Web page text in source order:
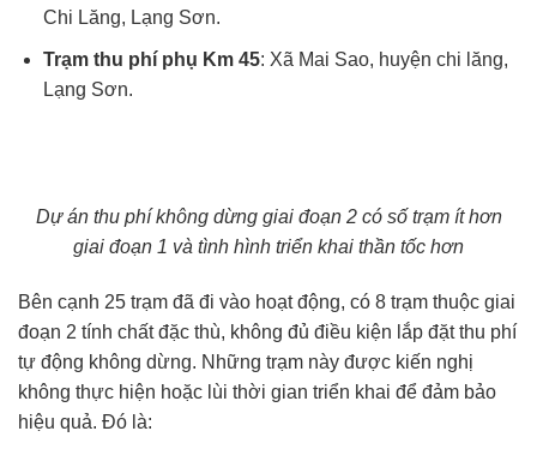
Chi Lăng, Lạng Sơn.
Trạm thu phí phụ Km 45: Xã Mai Sao, huyện chi lăng,
Lạng Sơn.
Dự án thu phí không dừng giai đoạn 2 có số trạm ít hơn
giai đoạn 1 và tình hình triển khai thần tốc hơn
Bên cạnh 25 trạm đã đi vào hoạt động, có 8 trạm thuộc giai
đoạn 2 tính chất đặc thù, không đủ điều kiện lắp đặt thu phí
tự động không dừng. Những trạm này được kiến nghị
không thực hiện hoặc lùi thời gian triển khai để đảm bảo
hiệu quả. Đó là: